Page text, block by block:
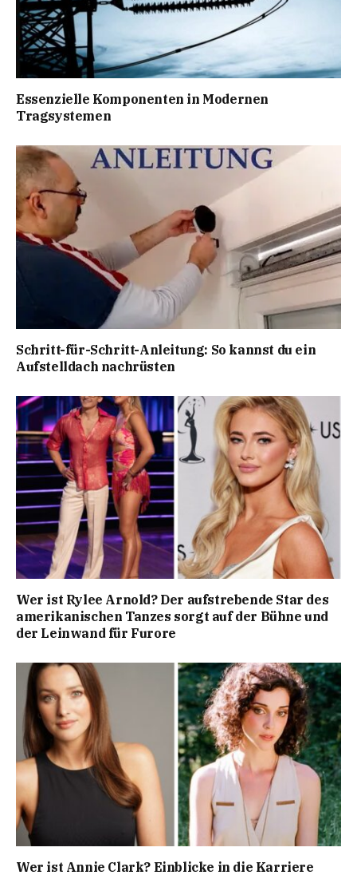
Essenzielle Komponenten in Modernen
Tragsystemen
Schritt-für-Schritt-Anleitung: So kannst du ein
Aufstelldach nachrüsten
Wer ist Rylee Arnold? Der aufstrebende Star des
amerikanischen Tanzes sorgt auf der Bühne und
der Leinwand für Furore
Wer ist Annie Clark? Einblicke in die Karriere